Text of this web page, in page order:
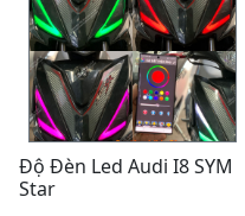
Độ Đèn Led Audi I8 SYM
Star